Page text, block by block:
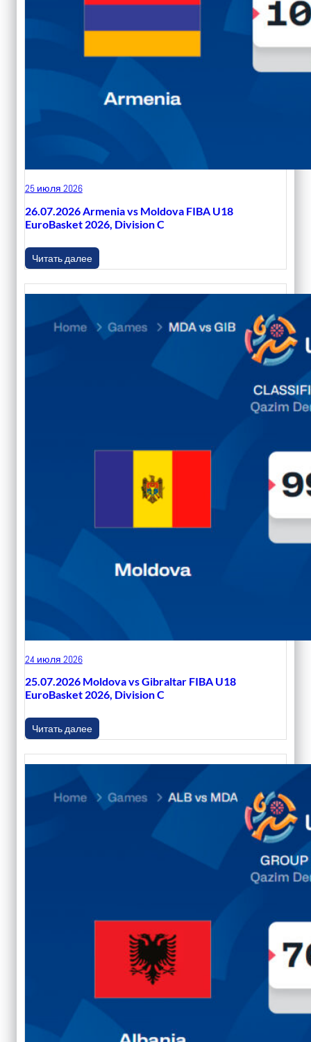
25 июля 2026
26.07.2026 Armenia vs Moldova FIBA U18
EuroBasket 2026, Division C
Читать далее
24 июля 2026
25.07.2026 Moldova vs Gibraltar FIBA U18
EuroBasket 2026, Division C
Читать далее